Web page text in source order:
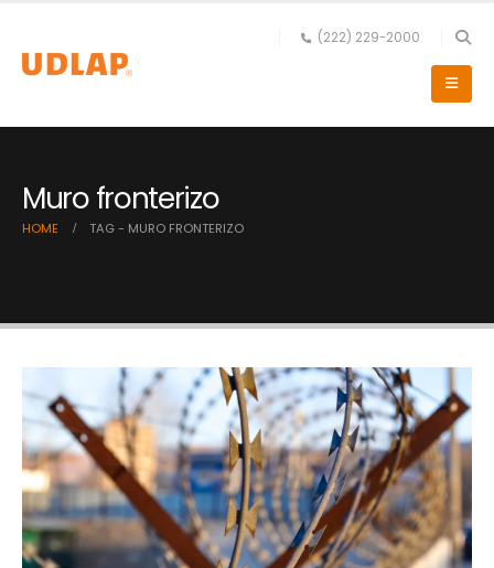
(222) 229-2000
Muro fronterizo
HOME TAG - MURO FRONTERIZO